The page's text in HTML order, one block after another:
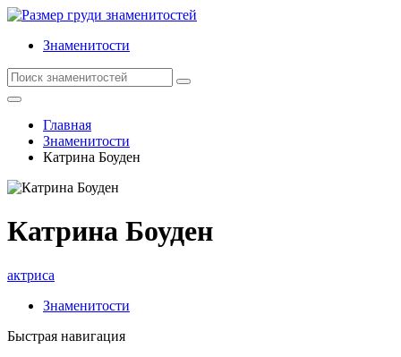
Знаменитости
Главная
Знаменитости
Катрина Боуден
Катрина Боуден
актриса
Знаменитости
Быстрая навигация